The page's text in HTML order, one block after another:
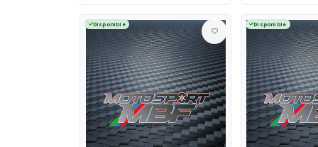
Disponible Disponible